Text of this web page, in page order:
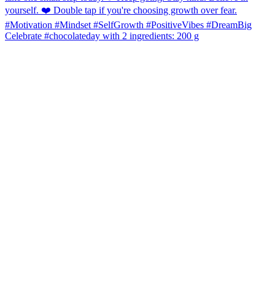
Celebrate #chocolateday with 2 ingredients: 200 g